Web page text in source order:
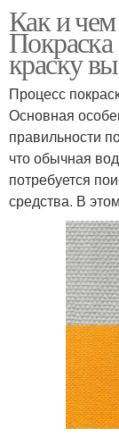
Как и
краску
Процесс
Основная
правильности
что обычная
потребуется
средства. В